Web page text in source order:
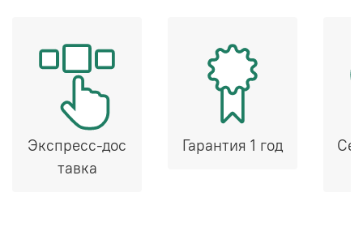
Экспресс-дос
тавка
Гарантия 1 год